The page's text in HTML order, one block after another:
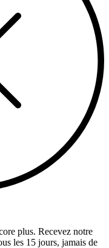
plus. Recevez notre
les 15 jours, jamais de